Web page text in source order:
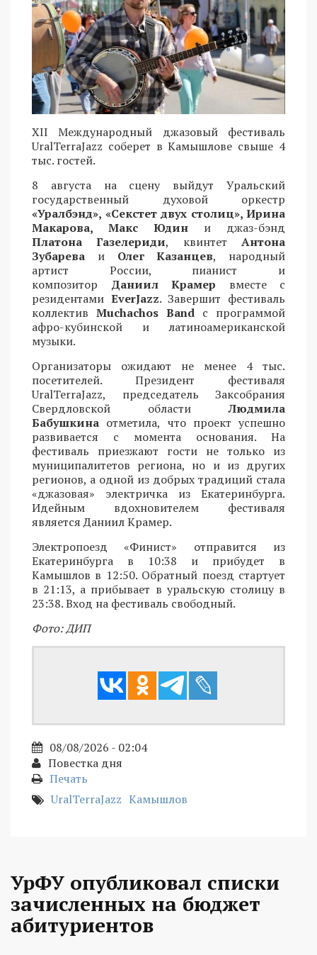
XII Международный джазовый фестиваль
UralTerraJazz соберет в Камышлове свыше 4
тыс. гостей.
8 августа на сцену выйдут Уральский
государственный духовой оркестр
«Уралбэнд», «Секстет двух столиц», Ирина
Макарова, Макс Юдин и джаз-бэнд
Платона Газелериди, квинтетАнтона
Зубарева и Олег Казанцев, народный
артист России, пианист и
композитор Даниил Крамер вместе с
резидентами EverJazz. Завершит фестиваль
коллектив Muchachos Band с программой
афро-кубинской и латиноамериканской
музыки.
Организаторы ожидают не менее 4 тыс.
посетителей. Президент фестиваля
UralTerraJazz, председатель Заксобрания
Свердловской областиЛюдмила
Бабушкина отметила, что проект успешно
развивается с момента основания. На
фестиваль приезжают гости не только из
муниципалитетов региона, но и из других
регионов, а одной из добрых традиций стала
«джазовая» электричка из Екатеринбурга.
Идейным вдохновителем фестиваля
является Даниил Крамер.
Электропоезд «Финист» отправится из
Екатеринбурга в 10:38 и прибудет в
Камышлов в 12:50. Обратный поезд стартует
в 21:13, а прибывает в уральскую столицу в
23:38. Вход на фестиваль свободный.
Фото: ДИП
08/08/2026 - 02:04
Повестка дня
Печать
UralTerraJazz Камышлов
УрФУ опубликовал списки
зачисленных на бюджет
абитуриентов